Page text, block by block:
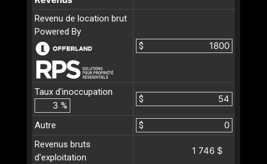
Revenu de location brut
Powered By
$
Taux d'inoccupation
%
$
Autre
$
Revenus bruts
d'exploitation
1 746 $